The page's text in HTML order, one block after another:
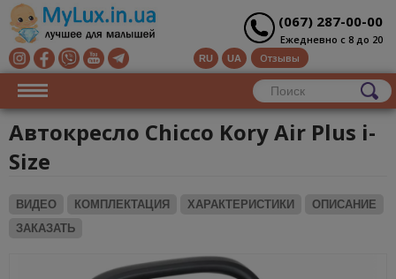
(067) 287-00-00
Ежедневно с 8 до 20
RU UA Отзывы
Автокресло Chicco Kory Air Plus i-
Size
ВИДЕО КОМПЛЕКТАЦИЯ ХАРАКТЕРИСТИКИ
ОПИСАНИЕ
ЗАКАЗАТЬ